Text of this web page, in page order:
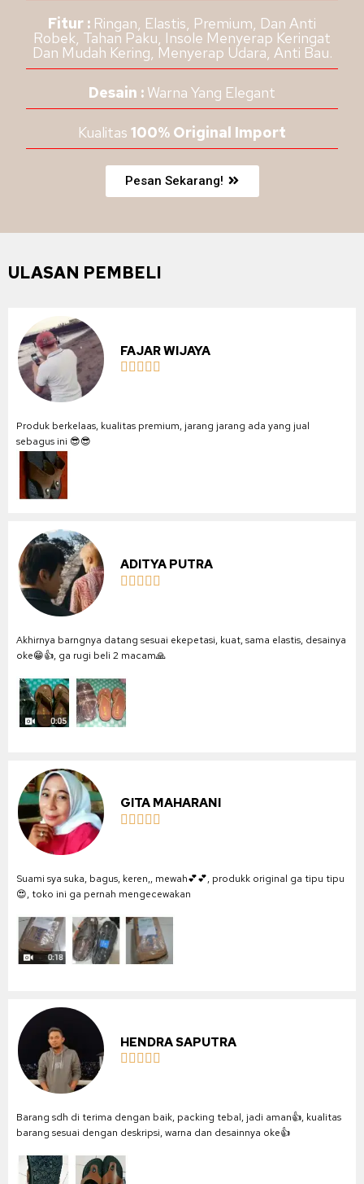
Fitur : Ringan, Elastis, Premium, Dan Anti
Robek, Tahan Paku, Insole Menyerap Keringat
Dan Mudah Kering, Menyerap Udara, Anti Bau.
Desain : Warna Yang Elegant
Kualitas 100% Original Import
Pesan Sekarang!
ULASAN PEMBELI
FAJAR WIJAYA
    
Produk berkelaas, kualitas premium, jarang jarang ada yang jual
sebagus ini 😎😎
ADITYA PUTRA
    
Akhirnya barngnya datang sesuai ekepetasi, kuat, sama elastis, desainya
oke😁👍, ga rugi beli 2 macam🙏
GITA MAHARANI
    
Suami sya suka, bagus, keren,, mewah💕💕, produkk original ga tipu tipu
😍, toko ini ga pernah mengecewakan
HENDRA SAPUTRA
    
Barang sdh di terima dengan baik, packing tebal, jadi aman👍, kualitas
barang sesuai dengan deskripsi, warna dan desainnya oke👍